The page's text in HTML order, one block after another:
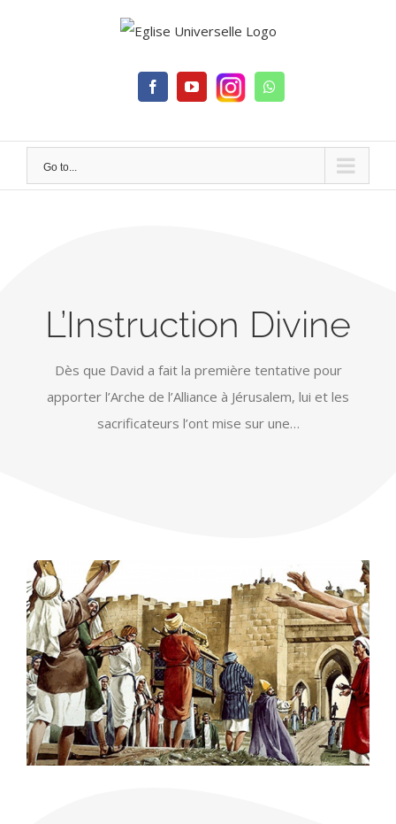
FacebookYouTube
Go to...
L’Instruction Divine
Dès que David a fait la première tentative pour
apporter l’Arche de l’Alliance à Jérusalem, lui et les
sacrificateurs l’ont mise sur une…